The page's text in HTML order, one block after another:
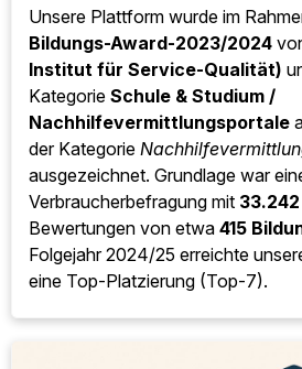
Unsere Plattform wurde im
Bildungs-Award-2023/2024
Institut für Service-Qualität)
Kategorie Schule & Studium /
Nachhilfevermittlungsportale
der Kategorie
ausgezeichnet. Grundlage war
Verbraucherbefragung mit
Bewertungen von etwa 415
Folgejahr 2024/25 erreichte
eine Top-Platzierung (Top-7).